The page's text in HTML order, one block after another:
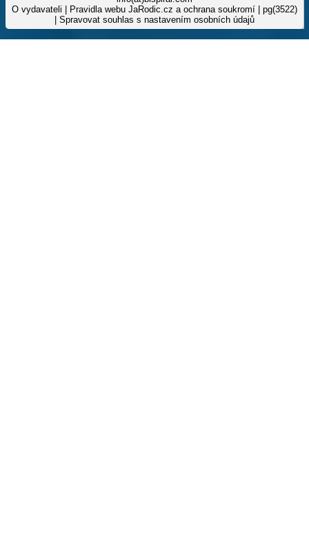
O vydavateli
Pravidla webu JaRodic.cz a ochrana soukromí | pg(3522)
Spravovat souhlas s nastavením osobních údajů